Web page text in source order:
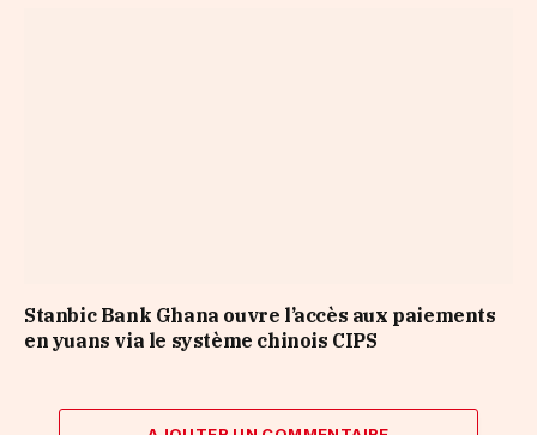
Stanbic Bank Ghana ouvre l’accès aux paiements
en yuans via le système chinois CIPS